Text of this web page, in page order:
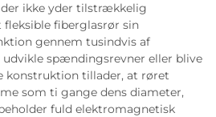
ikke yder tilstrækkelig
fleksible fiberglasrør sin
gennem tusindvis af
udvikle spændingsrevner eller blive
konstruktion tillader, at røret
som ti gange dens diameter,
fuld elektromagnetisk